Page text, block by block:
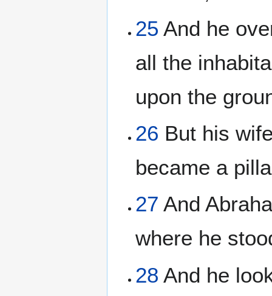
25 And he
all the
upon the
26 But his
became a
27 And
where he
28 And he